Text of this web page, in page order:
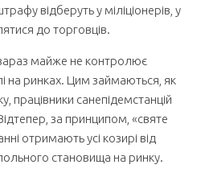
відберуть у міліціонерів, у
до торговців.
зараз майже не контролює
на ринках. Цим займаються, як
працівники санепідемстанцій
за принципом, «святе
отримають усі козирі від
становища на ринку.